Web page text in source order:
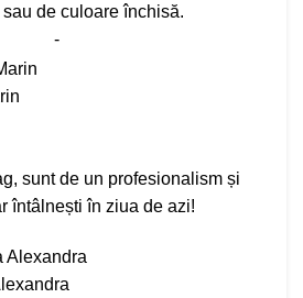
de culoare închisă.
-
sunt de un profesionalism și
întâlnești în ziua de azi!